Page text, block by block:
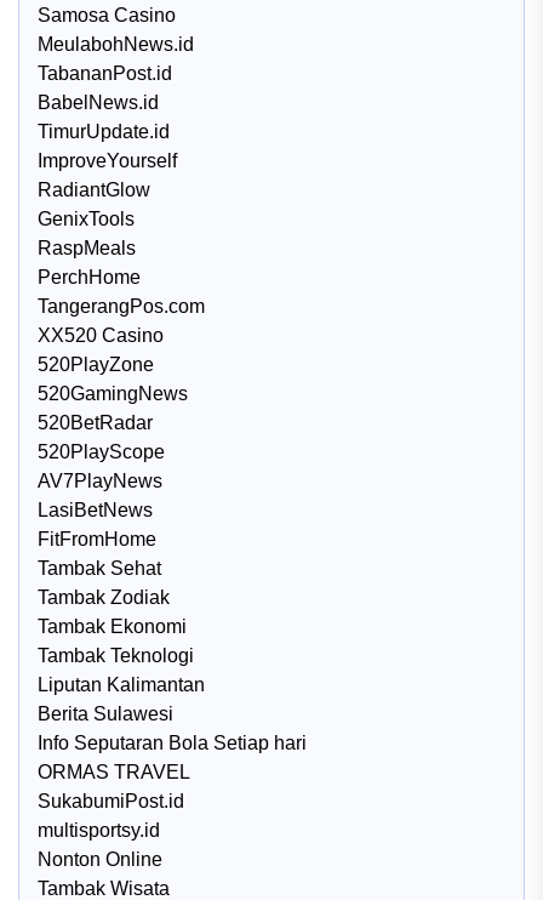
Samosa Casino
MeulabohNews.id
TabananPost.id
BabelNews.id
TimurUpdate.id
ImproveYourself
RadiantGlow
GenixTools
RaspMeals
PerchHome
TangerangPos.com
XX520 Casino
520PlayZone
520GamingNews
520BetRadar
520PlayScope
AV7PlayNews
LasiBetNews
FitFromHome
Tambak Sehat
Tambak Zodiak
Tambak Ekonomi
Tambak Teknologi
Liputan Kalimantan
Berita Sulawesi
Info Seputaran Bola Setiap hari
ORMAS TRAVEL
SukabumiPost.id
multisportsy.id
Nonton Online
Tambak Wisata